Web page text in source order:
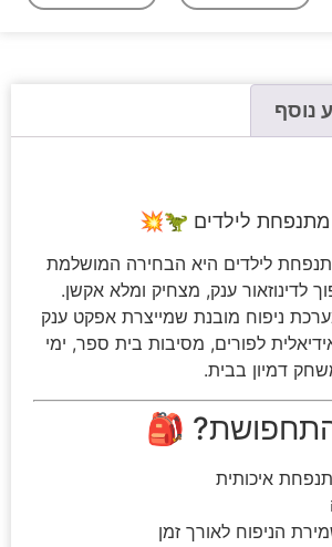
נוסף
לילדים 🦖💥
לילדים היא הבחירה המושלמת
לדינוזאור ענק, מצחיק ומלא אקשן.
ניפוח מובנת שמייצרת אפקט ענק
לפורים, מסיבות בית ספר, ימי
דמיון בבית.
🎒
איכותית
הניפוח לאורך זמן